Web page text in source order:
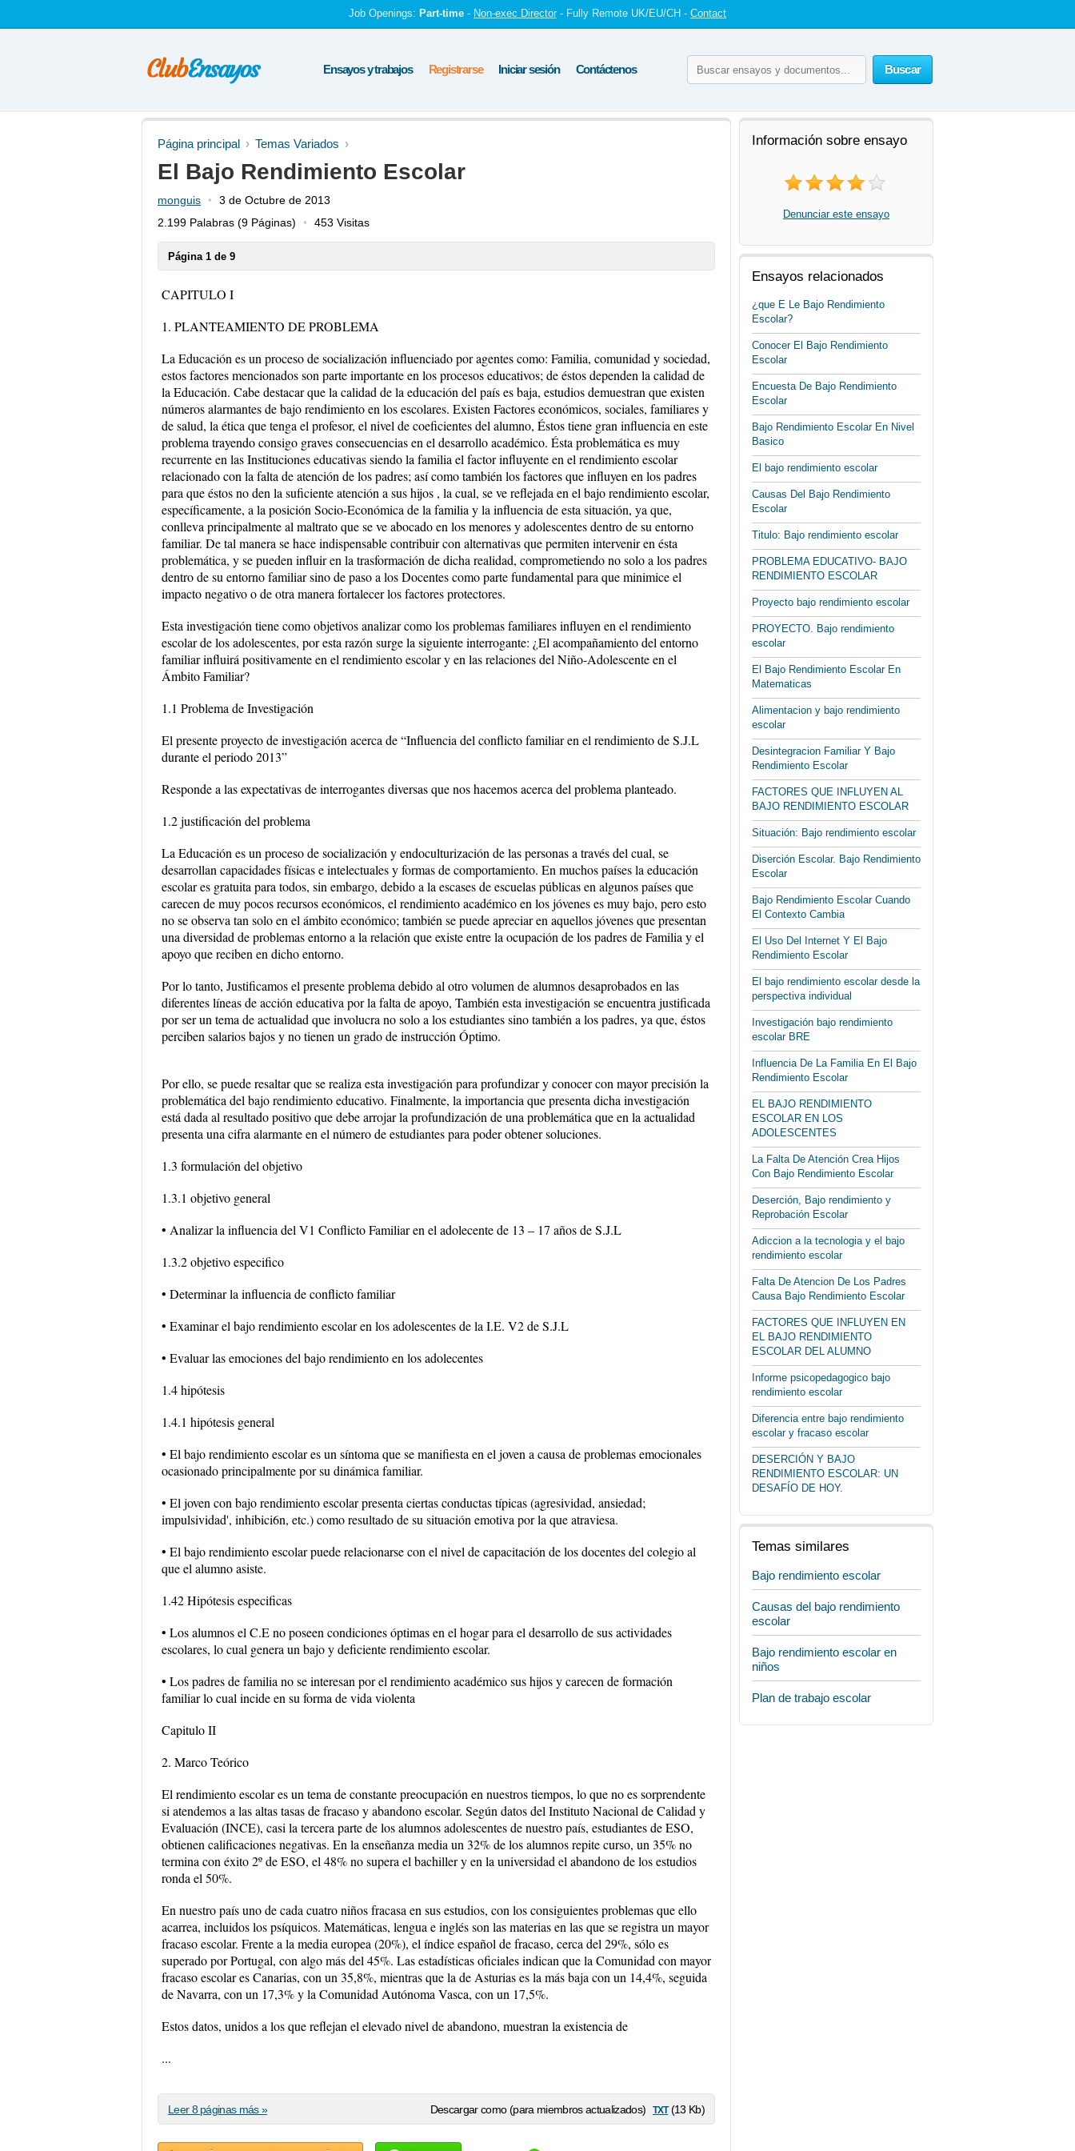
Job Openings: Part-time - Non-exec Director - Fully Remote UK/EU/CH - Contact
Buscar
Ensayos y trabajos Registrarse Iniciar sesión Contáctenos
Página principal Temas Variados
El Bajo Rendimiento Escolar
monguis
3 de Octubre de 2013
2.199 Palabras (9 Páginas) 453 Visitas
Página 1 de 9
CAPITULO I
1. PLANTEAMIENTO DE PROBLEMA
La Educación es un proceso de socialización influenciado por agentes como: Familia, comunidad y sociedad,
estos factores mencionados son parte importante en los procesos educativos; de éstos dependen la calidad de
la Educación. Cabe destacar que la calidad de la educación del país es baja, estudios demuestran que existen
números alarmantes de bajo rendimiento en los escolares. Existen Factores económicos, sociales, familiares y
de salud, la ética que tenga el profesor, el nivel de coeficientes del alumno, Éstos tiene gran influencia en este
problema trayendo consigo graves consecuencias en el desarrollo académico. Ésta problemática es muy
recurrente en las Instituciones educativas siendo la familia el factor influyente en el rendimiento escolar
relacionado con la falta de atención de los padres; así como también los factores que influyen en los padres
para que éstos no den la suficiente atención a sus hijos , la cual, se ve reflejada en el bajo rendimiento escolar,
específicamente, a la posición Socio-Económica de la familia y la influencia de esta situación, ya que,
conlleva principalmente al maltrato que se ve abocado en los menores y adolescentes dentro de su entorno
familiar. De tal manera se hace indispensable contribuir con alternativas que permiten intervenir en ésta
problemática, y se pueden influir en la trasformación de dicha realidad, comprometiendo no solo a los padres
dentro de su entorno familiar sino de paso a los Docentes como parte fundamental para que minimice el
impacto negativo o de otra manera fortalecer los factores protectores.
Esta investigación tiene como objetivos analizar como los problemas familiares influyen en el rendimiento
escolar de los adolescentes, por esta razón surge la siguiente interrogante: ¿El acompañamiento del entorno
familiar influirá positivamente en el rendimiento escolar y en las relaciones del Niño-Adolescente en el
Ámbito Familiar?
1.1 Problema de Investigación
El presente proyecto de investigación acerca de “Influencia del conflicto familiar en el rendimiento de S.J.L
durante el periodo 2013”
Responde a las expectativas de interrogantes diversas que nos hacemos acerca del problema planteado.
1.2 justificación del problema
La Educación es un proceso de socialización y endoculturización de las personas a través del cual, se
desarrollan capacidades físicas e intelectuales y formas de comportamiento. En muchos países la educación
escolar es gratuita para todos, sin embargo, debido a la escases de escuelas públicas en algunos países que
carecen de muy pocos recursos económicos, el rendimiento académico en los jóvenes es muy bajo, pero esto
no se observa tan solo en el ámbito económico; también se puede apreciar en aquellos jóvenes que presentan
una diversidad de problemas entorno a la relación que existe entre la ocupación de los padres de Familia y el
apoyo que reciben en dicho entorno.
Por lo tanto, Justificamos el presente problema debido al otro volumen de alumnos desaprobados en las
diferentes líneas de acción educativa por la falta de apoyo, También esta investigación se encuentra justificada
por ser un tema de actualidad que involucra no solo a los estudiantes sino también a los padres, ya que, éstos
perciben salarios bajos y no tienen un grado de instrucción Óptimo.
Por ello, se puede resaltar que se realiza esta investigación para profundizar y conocer con mayor precisión la
problemática del bajo rendimiento educativo. Finalmente, la importancia que presenta dicha investigación
está dada al resultado positivo que debe arrojar la profundización de una problemática que en la actualidad
presenta una cifra alarmante en el número de estudiantes para poder obtener soluciones.
1.3 formulación del objetivo
1.3.1 objetivo general
• Analizar la influencia del V1 Conflicto Familiar en el adolecente de 13 – 17 años de S.J.L
1.3.2 objetivo especifico
• Determinar la influencia de conflicto familiar
• Examinar el bajo rendimiento escolar en los adolescentes de la I.E. V2 de S.J.L
• Evaluar las emociones del bajo rendimiento en los adolecentes
1.4 hipótesis
1.4.1 hipótesis general
• El bajo rendimiento escolar es un síntoma que se manifiesta en el joven a causa de problemas emocionales
ocasionado principalmente por su dinámica familiar.
• El joven con bajo rendimiento escolar presenta ciertas conductas típicas (agresividad, ansiedad;
impulsividad', inhibici6n, etc.) como resultado de su situación emotiva por la que atraviesa.
• El bajo rendimiento escolar puede relacionarse con el nivel de capacitación de los docentes del colegio al
que el alumno asiste.
1.42 Hipótesis especificas
• Los alumnos el C.E no poseen condiciones óptimas en el hogar para el desarrollo de sus actividades
escolares, lo cual genera un bajo y deficiente rendimiento escolar.
• Los padres de familia no se interesan por el rendimiento académico sus hijos y carecen de formación
familiar lo cual incide en su forma de vida violenta
Capitulo II
2. Marco Teórico
El rendimiento escolar es un tema de constante preocupación en nuestros tiempos, lo que no es sorprendente
si atendemos a las altas tasas de fracaso y abandono escolar. Según datos del Instituto Nacional de Calidad y
Evaluación (INCE), casi la tercera parte de los alumnos adolescentes de nuestro país, estudiantes de ESO,
obtienen calificaciones negativas. En la enseñanza media un 32% de los alumnos repite curso, un 35% no
termina con éxito 2º de ESO, el 48% no supera el bachiller y en la universidad el abandono de los estudios
ronda el 50%.
En nuestro país uno de cada cuatro niños fracasa en sus estudios, con los consiguientes problemas que ello
acarrea, incluidos los psíquicos. Matemáticas, lengua e inglés son las materias en las que se registra un mayor
fracaso escolar. Frente a la media europea (20%), el índice español de fracaso, cerca del 29%, sólo es
superado por Portugal, con algo más del 45%. Las estadísticas oficiales indican que la Comunidad con mayor
fracaso escolar es Canarias, con un 35,8%, mientras que la de Asturias es la más baja con un 14,4%, seguida
de Navarra, con un 17,3% y la Comunidad Autónoma Vasca, con un 17,5%.
Estos datos, unidos a los que reflejan el elevado nivel de abandono, muestran la existencia de
...
Descargar como (para miembros actualizados) txt(13 Kb)
Leer 8 páginas más »
Información sobre ensayo
Denunciar este ensayo
Ensayos relacionados
¿que E Le Bajo Rendimiento
Escolar?
Conocer El Bajo Rendimiento
Escolar
Encuesta De Bajo Rendimiento
Escolar
Bajo Rendimiento Escolar En Nivel
Basico
El bajo rendimiento escolar
Causas Del Bajo Rendimiento
Escolar
Titulo: Bajo rendimiento escolar
PROBLEMA EDUCATIVO- BAJO
RENDIMIENTO ESCOLAR
Proyecto bajo rendimiento escolar
PROYECTO. Bajo rendimiento
escolar
El Bajo Rendimiento Escolar En
Matematicas
Alimentacion y bajo rendimiento
escolar
Desintegracion Familiar Y Bajo
Rendimiento Escolar
FACTORES QUE INFLUYEN AL
BAJO RENDIMIENTO ESCOLAR
Situación: Bajo rendimiento escolar
Diserción Escolar. Bajo Rendimiento
Escolar
Bajo Rendimiento Escolar Cuando
El Contexto Cambia
El Uso Del Internet Y El Bajo
Rendimiento Escolar
El bajo rendimiento escolar desde la
perspectiva individual
Investigación bajo rendimiento
escolar BRE
Influencia De La Familia En El Bajo
Rendimiento Escolar
EL BAJO RENDIMIENTO
ESCOLAR EN LOS
ADOLESCENTES
La Falta De Atención Crea Hijos
Con Bajo Rendimiento Escolar
Deserción, Bajo rendimiento y
Reprobación Escolar
Adiccion a la tecnologia y el bajo
rendimiento escolar
Falta De Atencion De Los Padres
Causa Bajo Rendimiento Escolar
FACTORES QUE INFLUYEN EN
EL BAJO RENDIMIENTO
ESCOLAR DEL ALUMNO
Informe psicopedagogico bajo
rendimiento escolar
Diferencia entre bajo rendimiento
escolar y fracaso escolar
DESERCIÓN Y BAJO
RENDIMIENTO ESCOLAR: UN
DESAFÍO DE HOY.
Temas similares
Bajo rendimiento escolar
Causas del bajo rendimiento
escolar
Bajo rendimiento escolar en
niños
Plan de trabajo escolar